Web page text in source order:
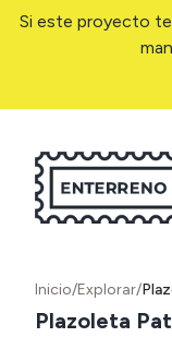
Si este proyecto te
Inicio/Explorar/
Plazoleta